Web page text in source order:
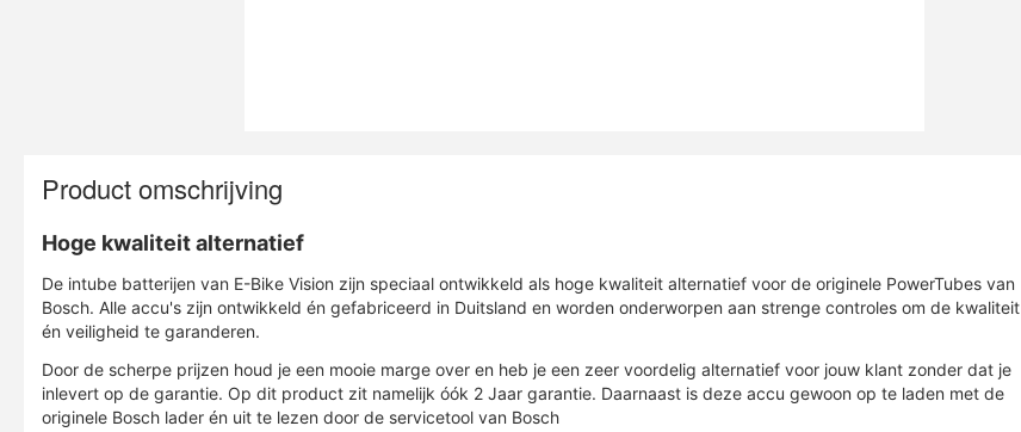
Product omschrijving
Hoge kwaliteit alternatief
De intube batterijen van E-Bike Vision zijn speciaal ontwikkeld als hoge kwaliteit alternatief voor de originele PowerTubes van
Bosch. Alle accu's zijn ontwikkeld én gefabriceerd in Duitsland en worden onderworpen aan strenge controles om de kwaliteit
én veiligheid te garanderen.
Door de scherpe prijzen houd je een mooie marge over en heb je een zeer voordelig alternatief voor jouw klant zonder dat je
inlevert op de garantie. Op dit product zit namelijk óók 2 Jaar garantie. Daarnaast is deze accu gewoon op te laden met de
originele Bosch lader én uit te lezen door de servicetool van Bosch